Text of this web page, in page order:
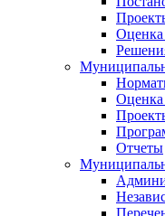
Оценка
Оценка
Отчеты